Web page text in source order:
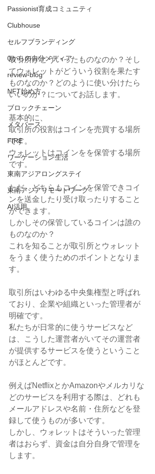
Passionist育成コミュニティ
Clubhouse
セルフブランディング
0からの自分メディア
review-blog
NFT始め方
ブロックチェーン
メタバース
FIRE
ワーケーション生活
東南アジアロングステイ
東南アジアリモートワーク
AI活用
取引所がどういったものなのか？そし
てウォレットがどういう役割を果たす
ものなのか？どのように使い分けたら
いいのか？についてお話します。
基本的に、
取引所の役割はコインを売買する場所
です。
ウォレットはコインをを保管する場所
です。
ただ、どちらもコインを保管できコイ
ンを送金したり受け取ったりすること
ができます。
しかしその保管しているコインは誰の
ものなのか？
これを知ることが取引所とウォレット
をうまく使うためのポイントとなりま
す。
取引所はいわゆる中央集権型と呼ばれ
ており、企業や組織といった管理者が
明確です。
私たちが日常的に使うサービスなど
は、こうした運営者がいてその運営者
が提供するサービスを使うということ
がほとんどです。
例えばNetflixとかAmazonやメルカリな
どのサービスを利用する際は、どれも
メールアドレスや名前・住所などを登
録して使うものが多いです。
しかし、ウォレットはそういった管理
者はおらず、資金は自分自身で管理を
します。